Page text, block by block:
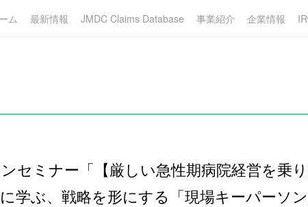
ム 最新情報 JMDC Claims Database 事業紹介 企業情報
セミナー「【厳しい急性期病院経営を乗
学ぶ、戦略を形にする「現場キーパーソ